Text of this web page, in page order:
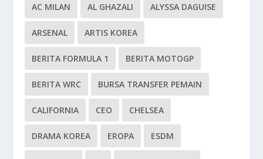
AC MILAN AL GHAZALI ALYSSA DAGUISE
ARSENAL ARTIS KOREA
BERITA FORMULA 1 BERITA MOTOGP
BERITA WRC BURSA TRANSFER PEMAIN
CALIFORNIA CEO CHELSEA
DRAMA KOREA EROPA ESDM